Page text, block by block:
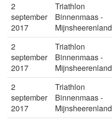
2
september
2017
Triathlon
Binnenmaas -
Mijnsheerenland
2
september
2017
Triathlon
Binnenmaas -
Mijnsheerenland
2
september
2017
Triathlon
Binnenmaas -
Mijnsheerenland